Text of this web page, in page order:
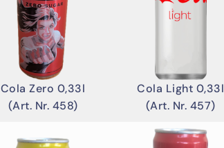
Cola Zero 0,33l
(Art. Nr. 458)
Cola Light 0,33l
(Art. Nr. 457)